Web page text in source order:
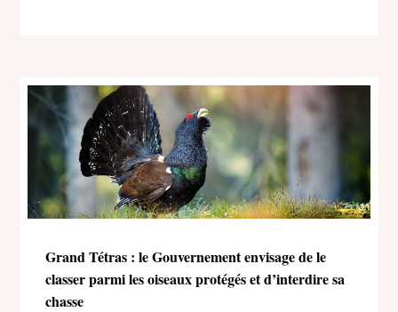
Grand Tétras : le Gouvernement envisage de le
classer parmi les oiseaux protégés et d’interdire sa
chasse